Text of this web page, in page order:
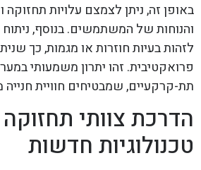
באופן זה, ניתן לצמצם עלויות תחזוקה
והנוחות של המשתמשים. בנוסף,
לזהות בעיות חוזרות או מגמות, כך
פרואקטיבית. זהו יתרון משמעותי
תת-קרקעיים, שמבטיחים חוויית חנייה
הדרכת צוותי
טכנולוגיות חדשות